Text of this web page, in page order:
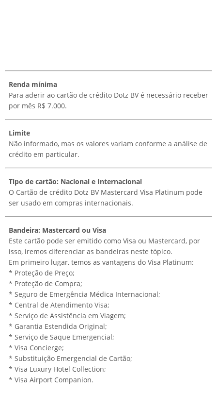
Renda mínima
Para aderir ao cartão de crédito Dotz BV é necessário receber
por mês R$ 7.000.
Limite
Não informado, mas os valores variam conforme a análise de
crédito em particular.
Tipo de cartão: Nacional e Internacional
O Cartão de crédito Dotz BV Mastercard Visa Platinum pode
ser usado em compras internacionais.
Bandeira: Mastercard ou Visa
Este cartão pode ser emitido como Visa ou Mastercard, por
isso, iremos diferenciar as bandeiras neste tópico.
Em primeiro lugar, temos as vantagens do Visa Platinum:
* Proteção de Preço;
* Proteção de Compra;
* Seguro de Emergência Médica Internacional;
* Central de Atendimento Visa;
* Serviço de Assistência em Viagem;
* Garantia Estendida Original;
* Serviço de Saque Emergencial;
* Visa Concierge;
* Substituição Emergencial de Cartão;
* Visa Luxury Hotel Collection;
* Visa Airport Companion.